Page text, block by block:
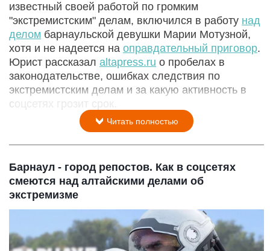
известный своей работой по громким
"экстремистским" делам, включился в работу над
делом барнаульской девушки Марии Мотузной,
хотя и не надеется на оправдательный приговор.
Юрист рассказал altapress.ru о пробелах в
законодательстве, ошибках следствия по
экстремистским делам и за какую активность в
соцсетях грозит срок.
Читать полностью
Барнаул - город репостов. Как в соцсетях
смеются над алтайскими делами об
экстремизме